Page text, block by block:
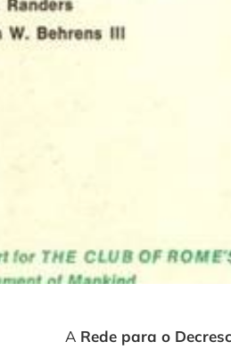
A Rede para o